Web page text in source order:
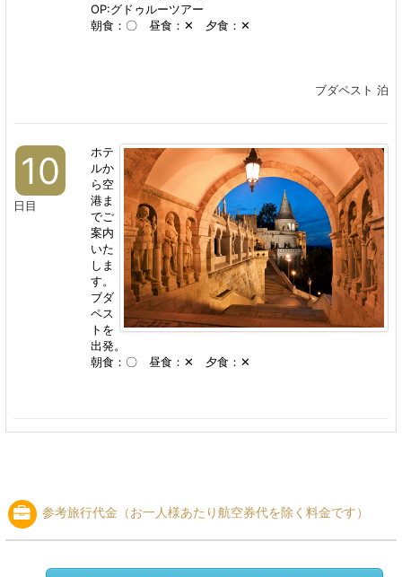
OP:グドゥルーツアー
朝食：〇 昼食：✕ 夕食：✕
ブダペスト 泊
10
日目
ホテ
ルか
ら空
港ま
でご
案内
いた
しま
す。
ブダ
ペス
トを
出発。
朝食：〇 昼食：✕ 夕食：✕
参考旅行代金（お一人様あたり航空券代を除く料金です）